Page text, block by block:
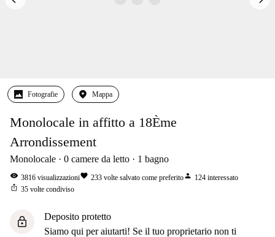
Fotografie Mappa
Monolocale in affitto a 18Ème
Arrondissement
Monolocale 0 camere da letto 1 bagno
visibility 3816 visualizzazionifavorite 233 volte salvato come preferitoperson 124 interessato
ios_share 35 volte condiviso
lock
Deposito protetto
Siamo qui per aiutarti! Se il tuo proprietario non ti